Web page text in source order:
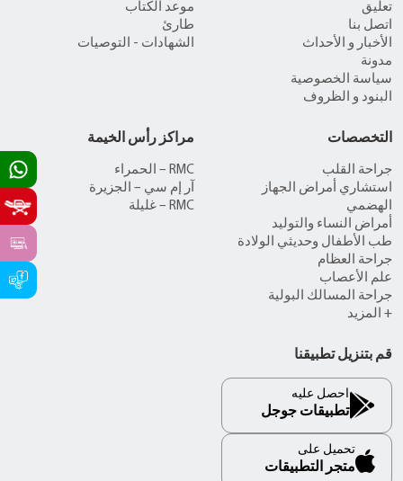
تعليق
اتصل بنا
الأخبار و الأحداث
مدونة
سياسة الخصوصية
البنود و الظروف
موعد الكتاب
طارئ
الشهادات - التوصيات
التخصصات
جراحة القلب
استشاري أمراض الجهاز
الهضمي
أمراض النساء والتوليد
طب الأطفال وحديثي الولادة
جراحة العظام
علم الأعصاب
جراحة المسالك البولية
+ المزيد
مراكز رأس الخيمة
RMC – الحمراء
آر إم سي – الجزيرة
RMC – غليلة
قم بتنزيل تطبيقنا
احصل عليه
تطبيقات جوجل
تحميل على
متجر التطبيقات